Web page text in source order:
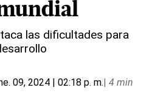
las dificultades para
09, 2024 | 02:18 p. m.| 4 min